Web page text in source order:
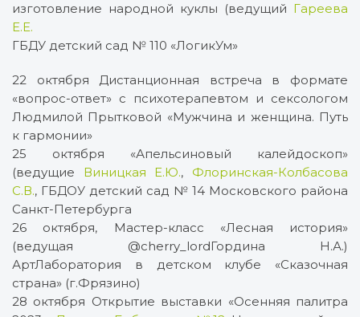
изготовление народной куклы (ведущий Гареева
Е.Е.
ГБДУ детский сад № 110 «ЛогикУм»
22 октября Дистанционная встреча в формате
«вопрос-ответ» с психотерапевтом и сексологом
Людмилой Прытковой «Мужчина и женщина. Путь
к гармонии»
25 октября «Апельсиновый калейдоскоп»
(ведущие Виницкая Е.Ю., Флоринская-Колбасова
С.В., ГБДОУ детский сад № 14 Московского района
Санкт-Петербурга
26 октября, Мастер-класс «Лесная история»
(ведущая @cherry_lordГордина Н.А.)
АртЛаборатория в детском клубе «Сказочная
страна» (г.Фрязино)
28 октября Открытие выставки «Осенняя палитра